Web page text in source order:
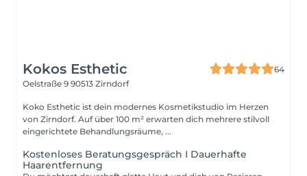
Kokos Esthetic
64
Oelstraße 9 90513 Zirndorf
Koko Esthetic ist dein modernes Kosmetikstudio im Herzen
von Zirndorf. Auf über 100 m² erwarten dich mehrere stilvoll
eingerichtete Behandlungsräume, ...
Kostenloses Beratungsgespräch I Dauerhafte
Haarentfernung